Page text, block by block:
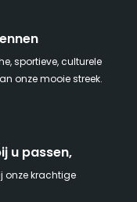
sportieve, culturele
onze mooie streek.
u passen,
onze krachtige